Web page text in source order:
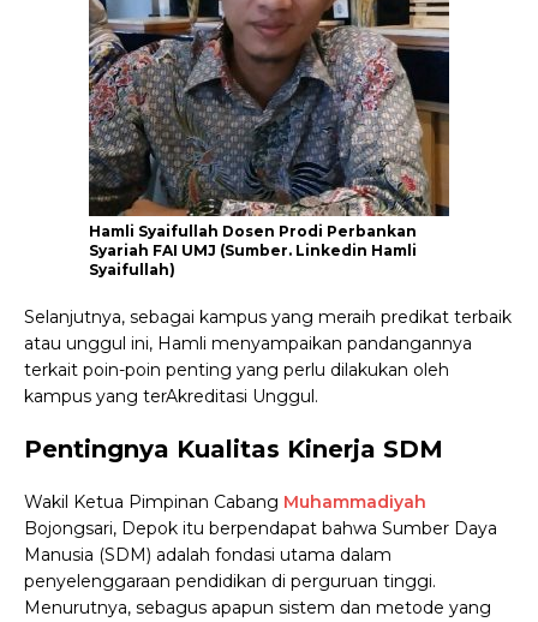
Hamli Syaifullah Dosen Prodi Perbankan
Syariah FAI UMJ (Sumber. Linkedin Hamli
Syaifullah)
Selanjutnya, sebagai kampus yang meraih predikat terbaik
atau unggul ini, Hamli menyampaikan pandangannya
terkait poin-poin penting yang perlu dilakukan oleh
kampus yang terAkreditasi Unggul.
Pentingnya Kualitas Kinerja SDM
Wakil Ketua Pimpinan Cabang Muhammadiyah
Bojongsari, Depok itu berpendapat bahwa Sumber Daya
Manusia (SDM) adalah fondasi utama dalam
penyelenggaraan pendidikan di perguruan tinggi.
Menurutnya, sebagus apapun sistem dan metode yang